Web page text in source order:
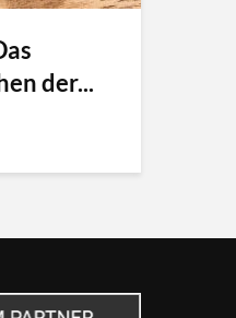
der...